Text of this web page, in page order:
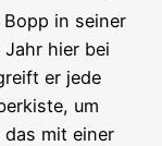
in sei­ner
hier bei
er jede
um
das mit einer